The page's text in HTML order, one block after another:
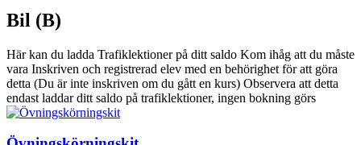
Bil (B)
Här kan du ladda Trafiklektioner på ditt saldo Kom ihåg att du måste
vara Inskriven och registrerad elev med en behörighet för att göra
detta (Du är inte inskriven om du gått en kurs) Observera att detta
endast laddar ditt saldo på trafiklektioner, ingen bokning görs